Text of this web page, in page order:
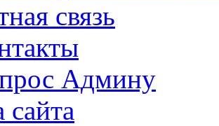
связь
Админу
сайта